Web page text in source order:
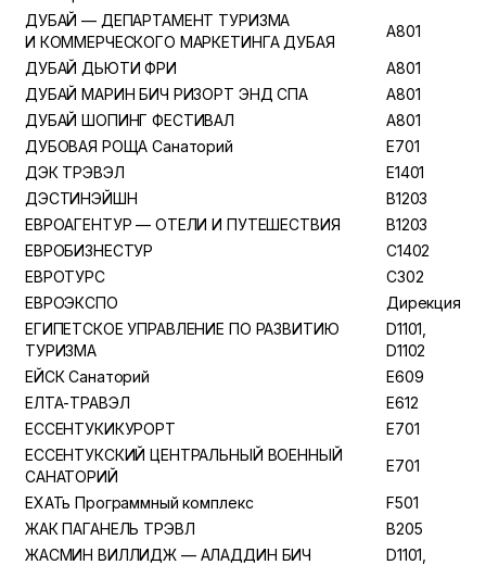
ДУБАЙ — ДЕПАРТАМЕНТ ТУРИЗМА
И КОММЕРЧЕСКОГО МАРКЕТИНГА ДУБАЯ
A801
ДУБАЙ ДЬЮТИ ФРИ
A801
ДУБАЙ МАРИН БИЧ РИЗОРТ ЭНД СПА
A801
ДУБАЙ ШОПИНГ ФЕСТИВАЛ
A801
ДУБОВАЯ РОЩА Санаторий
E701
ДЭК ТРЭВЭЛ
E1401
ДЭСТИНЭЙШН
B1203
ЕВРОАГЕНТУР — ОТЕЛИ И ПУТЕШЕСТВИЯ
B1203
ЕВРОБИЗНЕСТУР
C1402
ЕВРОТУРС
C302
ЕВРОЭКСПО
Дирекция
ЕГИПЕТСКОЕ УПРАВЛЕНИЕ ПО РАЗВИТИЮ
ТУРИЗМА
D1101,
D1102
ЕЙСК Санаторий
E609
ЕЛТА-ТРАВЭЛ
E612
ЕССЕНТУКИКУРОРТ
E701
ЕССЕНТУКСКИЙ ЦЕНТРАЛЬНЫЙ ВОЕННЫЙ
САНАТОРИЙ
E701
ЕХАТь Программный комплекс
F501
ЖАК ПАГАНЕЛЬ ТРЭВЛ
B205
ЖАСМИН ВИЛЛИДЖ — АЛАДДИН БИЧ
D1101,